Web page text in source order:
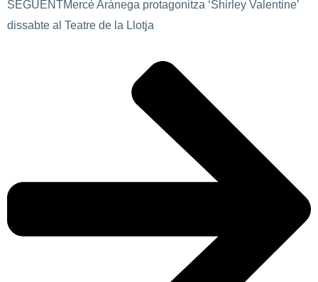
SEGUENTMercè Aránega protagonitza ‘Shirley Valentine’
dissabte al Teatre de la Llotja